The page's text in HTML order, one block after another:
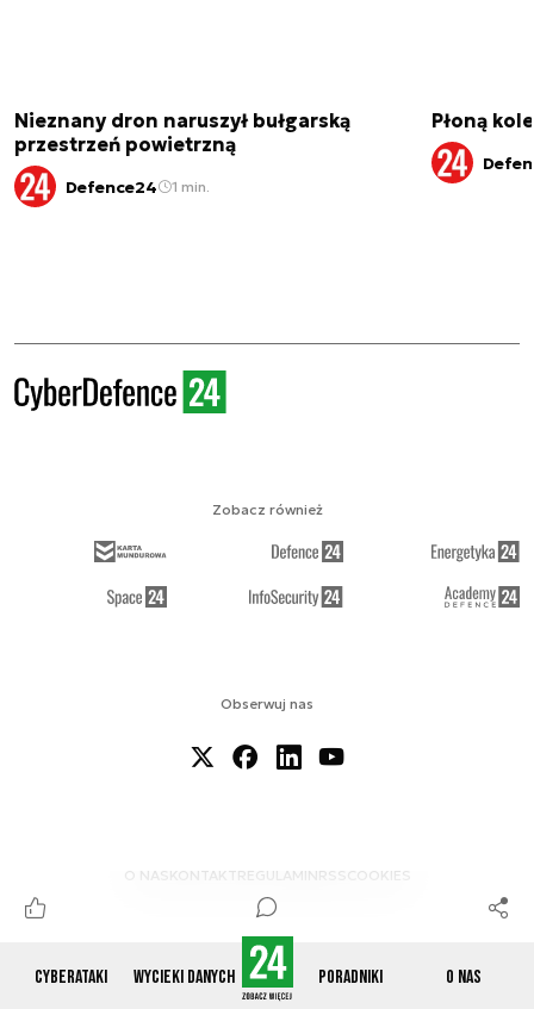
Cyberataki Wycieki danych Poradniki O nas
Nieznany dron naruszył bułgarską
przestrzeń powietrzną
Defence24 1 min.
Płoną
Obserwuj nas
O NAS KONTAKTREGULAMINRSS COOKIES
Zobacz również
© 2012-2026 CYBERDEFENCE24